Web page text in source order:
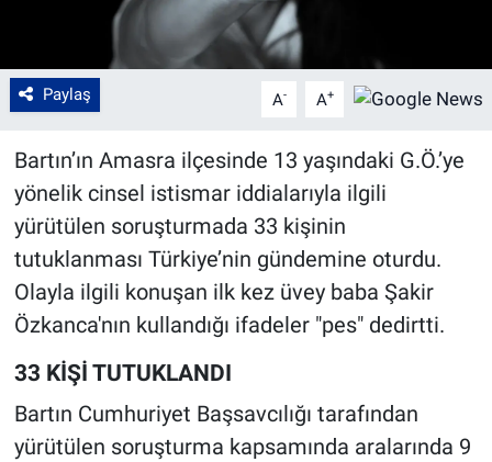
Paylaş A- A+
Bartın’ın Amasra ilçesinde 13 yaşındaki G.Ö.’ye
yönelik cinsel istismar iddialarıyla ilgili
yürütülen soruşturmada 33 kişinin
tutuklanması Türkiye’nin gündemine oturdu.
Olayla ilgili konuşan ilk kez üvey baba Şakir
Özkanca'nın kullandığı ifadeler "pes" dedirtti.
33 KİŞİ TUTUKLANDI
Bartın Cumhuriyet Başsavcılığı tarafından
yürütülen soruşturma kapsamında aralarında 9